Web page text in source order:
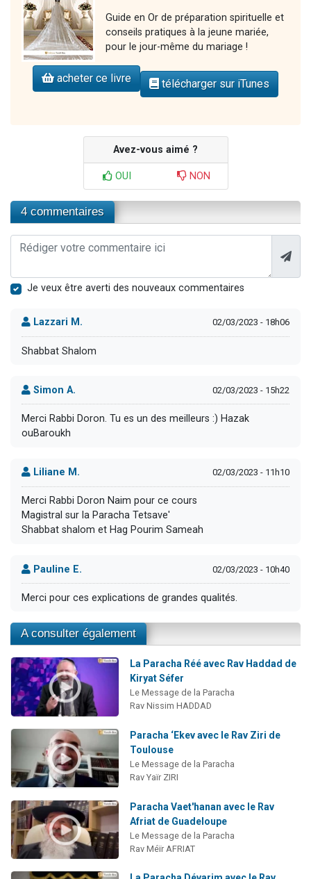
Guide en Or de préparation spirituelle et
conseils pratiques à la jeune mariée,
pour le jour-même du mariage !
acheter ce livre télécharger sur iTunes
Avez-vous aimé ?
OUI NON
4 commentaires
Je veux être averti des nouveaux commentaires
Lazzari M. 02/03/2023 - 18h06
Shabbat Shalom
Simon A. 02/03/2023 - 15h22
Merci Rabbi Doron. Tu es un des meilleurs :) Hazak
ouBaroukh
Liliane M. 02/03/2023 - 11h10
Merci Rabbi Doron Naim pour ce cours
Magistral sur la Paracha Tetsave'
Shabbat shalom et Hag Pourim Sameah
Pauline E. 02/03/2023 - 10h40
Merci pour ces explications de grandes qualités.
A consulter également
La Paracha Réé avec Rav Haddad de
Kiryat Séfer
Le Message de la Paracha
Rav Nissim HADDAD
Paracha ‘Ekev avec le Rav Ziri de
Toulouse
Le Message de la Paracha
Rav Yaïr ZIRI
Paracha Vaet'hanan avec le Rav
Afriat de Guadeloupe
Le Message de la Paracha
Rav Méïr AFRIAT